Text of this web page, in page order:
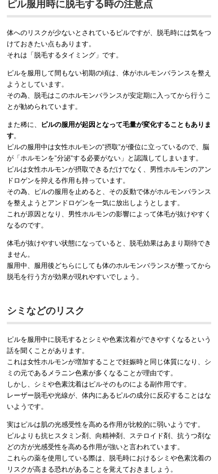
ピル服用時に脱毛する時の注意点
体へのリスクが少ないとされているピルですが、脱毛時には気をつ
けておきたい点もあります。
それは「脱毛するタイミング」です。
ピルを服用して間もない初期の頃は、体がホルモンバランスを整え
ようとしています。
その為、脱毛はこのホルモンバランスが安定期に入ってから行うこ
とが勧められています。
また稀に、
ピルの服用が起因となって毛量が変化することもありま
す。
ピルの服用中は女性ホルモンの”摂取”が優位に立っているので、脳
が「ホルモンを”分泌”する必要がない」と認識してしまいます。
ピルは女性ホルモンが摂取できるだけでなく、男性ホルモンのアン
ドロゲンを抑える作用も持っています。
その為、ピルの服用を止めると、その反動で体がホルモンバランス
を整えようとアンドロゲンを一気に放出しようとします。
これが原因となり、男性ホルモンの影響によって体毛が抜けやすく
なるのです。
体毛が抜けやすい状態になっていると、脱毛効果はあまり期待でき
ません。
服用中、服用後どちらにしても体のホルモンバランスが整ってから
脱毛を行う方が効果が現れやすいでしょう。
シミなどのリスク
ピルを服用中に脱毛するとシミや色素沈着ができやすくなるという
話を聞くことがあります。
これは女性ホルモンが増加することで妊娠時と同じ体質になり、シ
ミの元であるメラニン色素が多くなることが理由です。
しかし、シミや色素沈着はピルそのものによる副作用です。
レーザー脱毛や光線が、体内にあるピルの成分に反応することはな
いようです。
実はピルは肌の光感受性を高める作用が比較的に弱いようです。
ピルよりも抗ヒスタミン剤、向精神剤、ステロイド剤、抗うつ剤な
どの方が光感受性を高める作用が強いと言われています。
これらの薬を使用している際は、脱毛時におけるシミや色素沈着の
リスクが高まる恐れがあることを覚えておきましょう。